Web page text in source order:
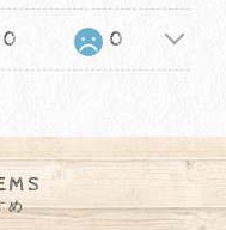
0 0
め